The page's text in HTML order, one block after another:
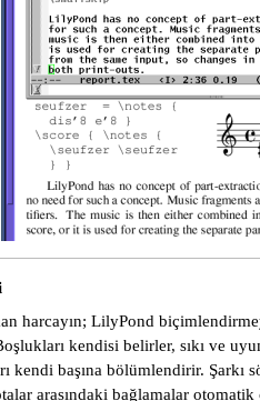
harcayın; LilyPond
kendisi belirler, sıkı ve
kendi başına bölümlendirir. Şarkı
arasındaki bağlamalar